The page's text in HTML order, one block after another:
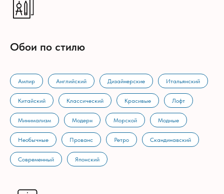
Обои по стилю
Ампир Английский Дизайнерские Итальянский
Китайский Классический Красивые Лофт
Минимализм Модерн Морской Модные
Необычные Прованс Ретро Скандинавский
Современный Японский